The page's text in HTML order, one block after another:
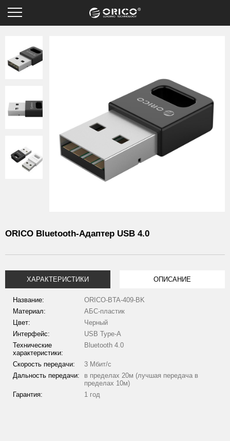
ORICO Bluetooth-Адаптер USB 4.0
ХАРАКТЕРИСТИКИ ОПИСАНИЕ
Название:
ORICO-BTA-409-BK
Материал:
АБС-пластик
Цвет:
Черный
Интерфейс:
USB Type-A
Технические
характеристики:
Bluetooth 4.0
Скорость передачи:
3 Мбит/с
Дальность передачи:
в пределах 20м (лучшая передача в
пределах 10м)
Гарантия:
1 год